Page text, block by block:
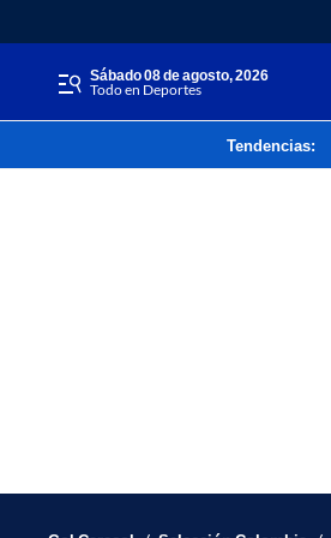
sábado 08 de agosto, 2026
Todo en Deportes
Tendencias: